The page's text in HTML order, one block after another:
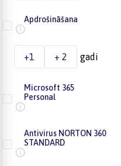
Apdrošināšana
+1 + 2 gadi
Microsoft 365
Personal
Antivirus NORTON 360
STANDARD